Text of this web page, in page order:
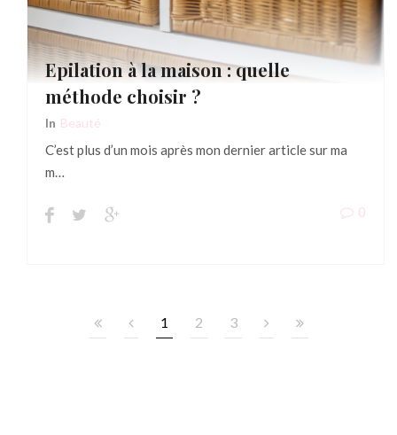
Epilation à la maison : quelle
méthode choisir ?
In Beauté
C’est plus d’un mois après mon dernier article sur ma
m…
0
1 2 3